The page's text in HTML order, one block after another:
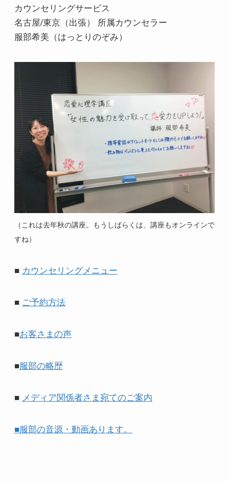
カウンセリングサービス
名古屋/東京（出張） 所属カウンセラー
服部希美（はっとりのぞみ）
（これは去年秋の講座。もうしばらくは、講座もオンラインで
すね）
■ カウンセリングメニュー
■ ご予約方法
■お客さまの声
■服部の略歴
■ メディア関係者さま宛てのご案内
■服部の音源・動画あります。